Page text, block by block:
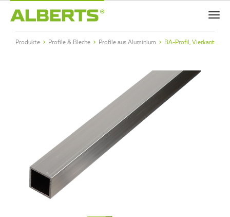
Haupt-
InhaltAlberts
Produkte Profile & Bleche Profile aus Aluminium BA-Profil, Vierkant